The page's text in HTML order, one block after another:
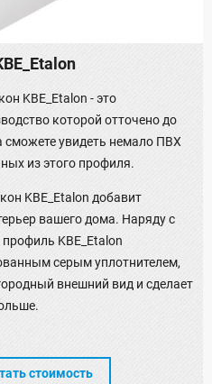
KBE_Etalon - это
которой отточено до
увидеть немало ПВХ
из этого профиля.
KBE_Etalon добавит
вашего дома. Наряду с
KBE_Etalon
серым уплотнителем,
внешний вид и сделает
стоимость